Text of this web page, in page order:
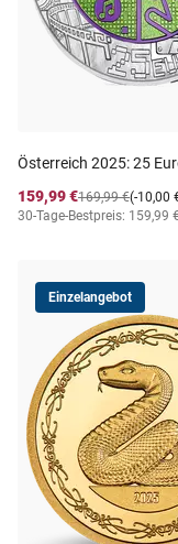
Österreich 2025: 25
159,99 €
(-10,00
169,99 €
30-Tage-Bestpreis: 159,99 €
Einzelangebot